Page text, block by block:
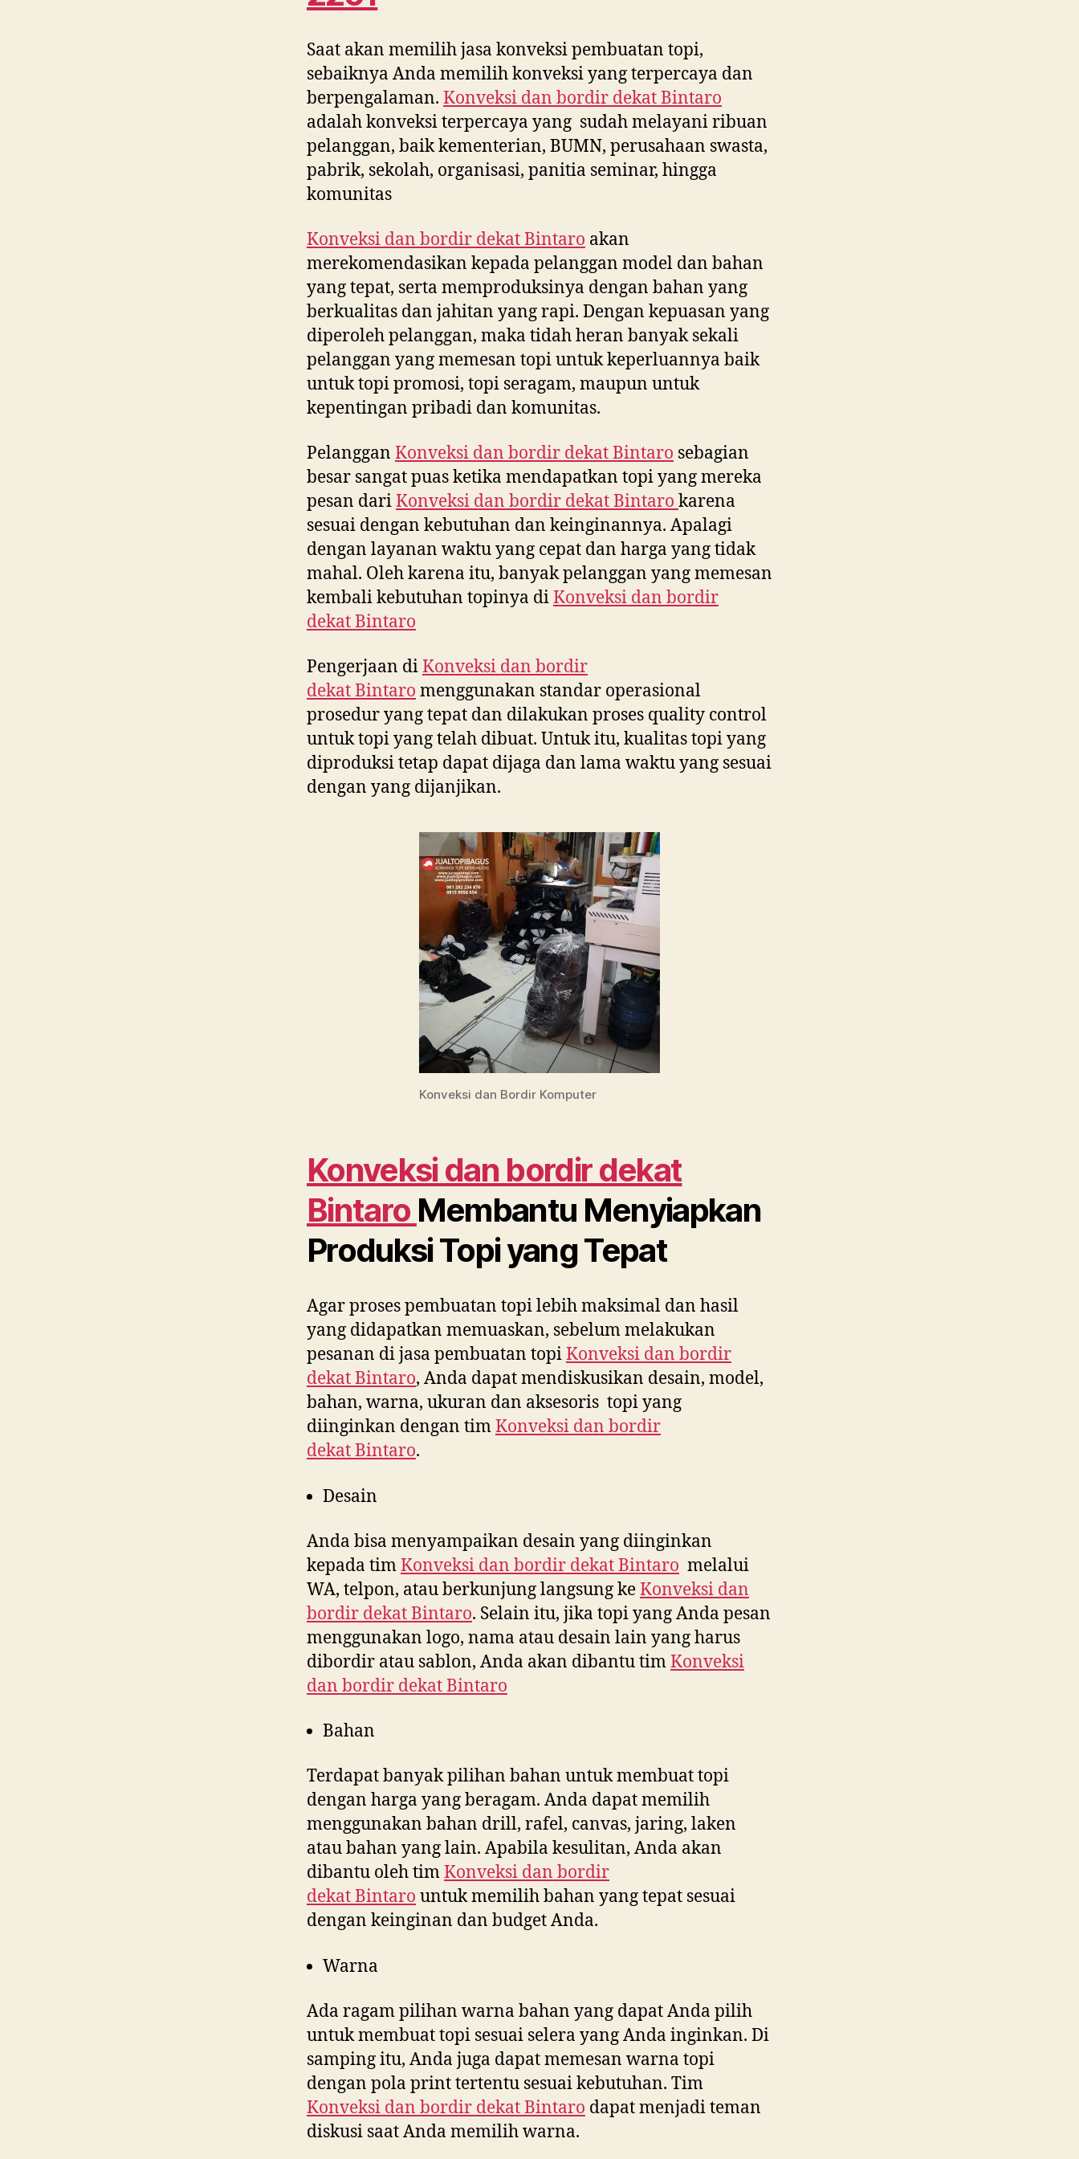
Saat akan memilih jasa konveksi pembuatan topi,
sebaiknya Anda memilih konveksi yang terpercaya dan
berpengalaman. Konveksi dan bordir dekatBintaro
adalah konveksi terpercaya yang sudah melayani ribuan
pelanggan, baik kementerian, BUMN, perusahaan swasta,
pabrik, sekolah, organisasi, panitia seminar, hingga
komunitas
Konveksi dan bordir dekatBintaro akan
merekomendasikan kepada pelanggan model dan bahan
yang tepat, serta memproduksinya dengan bahan yang
berkualitas dan jahitan yang rapi. Dengan kepuasan yang
diperoleh pelanggan, maka tidah heran banyak sekali
pelanggan yang memesan topi untuk keperluannya baik
untuk topi promosi, topi seragam, maupun untuk
kepentingan pribadi dan komunitas.
Pelanggan Konveksi dan bordir dekatBintaro sebagian
besar sangat puas ketika mendapatkan topi yang mereka
pesan dariKonveksi dan bordir dekatBintaro karena
sesuai dengan kebutuhan dan keinginannya. Apalagi
dengan layanan waktu yang cepat dan harga yang tidak
mahal. Oleh karena itu, banyak pelanggan yang memesan
kembali kebutuhan topinya diKonveksi dan bordir
dekatBintaro
Pengerjaan diKonveksi dan bordir
dekatBintaro menggunakan standar operasional
prosedur yang tepat dan dilakukan proses quality control
untuk topi yang telah dibuat. Untuk itu, kualitas topi yang
diproduksi tetap dapat dijaga dan lama waktu yang sesuai
dengan yang dijanjikan.
Konveksi dan Bordir Komputer
Konveksi dan bordir dekat
Bintaro Membantu Menyiapkan
Produksi Topi yang Tepat
Agar proses pembuatan topi lebih maksimal dan hasil
yang didapatkan memuaskan, sebelum melakukan
pesanan di jasa pembuatan topiKonveksi dan bordir
dekatBintaro, Anda dapat mendiskusikan desain, model,
bahan, warna, ukuran dan aksesoris topi yang
diinginkan dengan timKonveksi dan bordir
dekatBintaro.
Desain
Anda bisa menyampaikan desain yang diinginkan
kepada timKonveksi dan bordir dekatBintaro melalui
WA, telpon, atau berkunjung langsung keKonveksi dan
bordir dekatBintaro. Selain itu, jika topi yang Anda pesan
menggunakan logo, nama atau desain lain yang harus
dibordir atau sablon, Anda akan dibantu timKonveksi
dan bordir dekatBintaro
Bahan
Terdapat banyak pilihan bahan untuk membuat topi
dengan harga yang beragam. Anda dapat memilih
menggunakan bahan drill, rafel, canvas, jaring, laken
atau bahan yang lain. Apabila kesulitan, Anda akan
dibantu oleh timKonveksi dan bordir
dekatBintaro untuk memilih bahan yang tepat sesuai
dengan keinginan dan budget Anda.
Warna
Ada ragam pilihan warna bahan yang dapat Anda pilih
untuk membuat topi sesuai selera yang Anda inginkan. Di
samping itu, Anda juga dapat memesan warna topi
dengan pola print tertentu sesuai kebutuhan. Tim
Konveksi dan bordir dekatBintaro dapat menjadi teman
diskusi saat Anda memilih warna.